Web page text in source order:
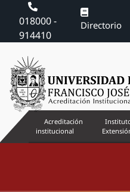
018000 -
914410
Directorio
Acreditación
institucional